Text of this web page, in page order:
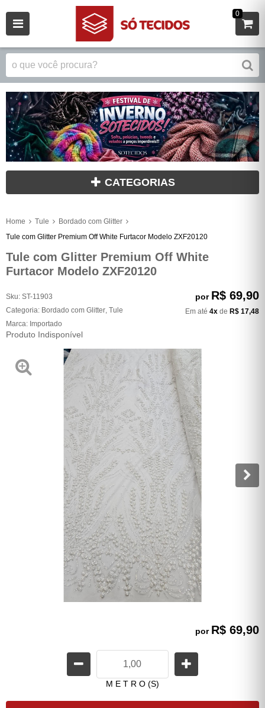
0
CATEGORIAS
Home Tule
Bordado com Glitter
Tule com Glitter Premium Off White Furtacor Modelo ZXF20120
Tule com Glitter Premium Off White
Furtacor Modelo ZXF20120
Sku: ST-11903
Categoria: Bordado com Glitter Tule
Marca: Importado
Produto Indisponível
por R$ 69,90
Em até 4x de R$ 17,48
por R$ 69,90
M E T R O (S)